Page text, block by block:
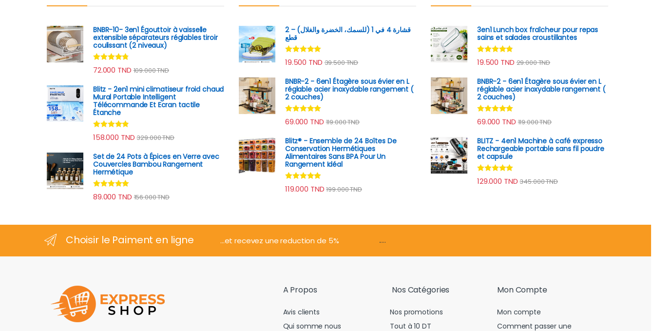
BNBR-10- 3en1 Égouttoir à vaisselle
extensible séparateurs réglables tiroir
coulissant (2 niveaux)
Note4.62
sur 5
72.000 TND 109.000TND
Blitz - 2en1 mini climatiseur froid chaud
Mural Portable Intelligent
Télécommande Et Ecran tactile
Étanche
Note4.67
sur 5
158.000 TND 329.000TND
Set de 24 Pots à Épices en Verre avec
Couvercles Bambou Rangement
Hermétique
Note4.78
sur 5
89.000 TND 156.000TND
قشارة 4 في 1 (للسمك، الخضرة والغلال) – 2
قطع
Note4.89
sur 5
19.500 TND 39.500TND
BNBR-2 - 6en1 Étagère sous évier en L
réglable acier inoxydable rangement (
2 couches)
Note4.79
sur 5
69.000 TND 119.000TND
Blitz® - Ensemble de 24 Boîtes De
Conservation Hermétiques
Alimentaires Sans BPA Pour Un
Rangement Idéal
Note4.74
sur 5
119.000 TND 199.000TND
3en1 Lunch box fraîcheur pour repas
sains et salades croustillantes
Note4.70
sur 5
19.500 TND 29.000TND
BNBR-2 - 6en1 Étagère sous évier en L
réglable acier inoxydable rangement (
2 couches)
Note4.79
sur 5
69.000 TND 119.000TND
BLITZ - 4en1 Machine à café expresso
Rechargeable portable sans fil poudre
et capsule
Note4.78
sur 5
129.000 TND 345.000TND
Choisir le Paiment en ligne ...et recevez une reduction de 5% .....
A Propos
Avis clients
Qui somme nous
Nos Catégories
Nos promotions
Tout à 10 DT
Mon Compte
Mon compte
Comment passer une